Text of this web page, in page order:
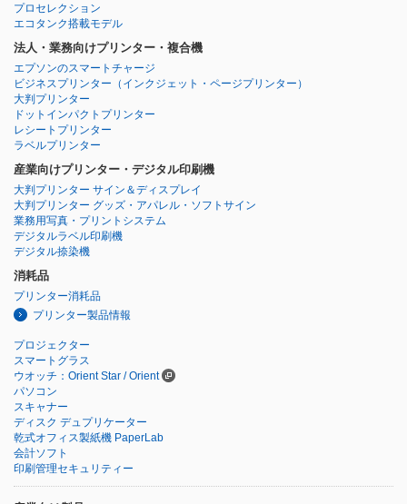
プロセレクション
エコタンク搭載モデル
法人・業務向けプリンター・複合機
エプソンのスマートチャージ
ビジネスプリンター （インクジェット・ページプリンター）
大判プリンター
ドットインパクトプリンター
レシートプリンター
ラベルプリンター
産業向けプリンター・デジタル印刷機
大判プリンター サイン＆ディスプレイ
大判プリンター グッズ・アパレル・ソフトサイン
業務用写真・プリントシステム
デジタルラベル印刷機
デジタル捺染機
消耗品
プリンター消耗品
プリンター製品情報
プロジェクター
スマートグラス
ウオッチ：Orient Star / Orient
パソコン
スキャナー
ディスク デュプリケーター
乾式オフィス製紙機 PaperLab
会計ソフト
印刷管理セキュリティー